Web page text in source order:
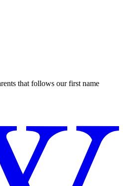
that follows our first name